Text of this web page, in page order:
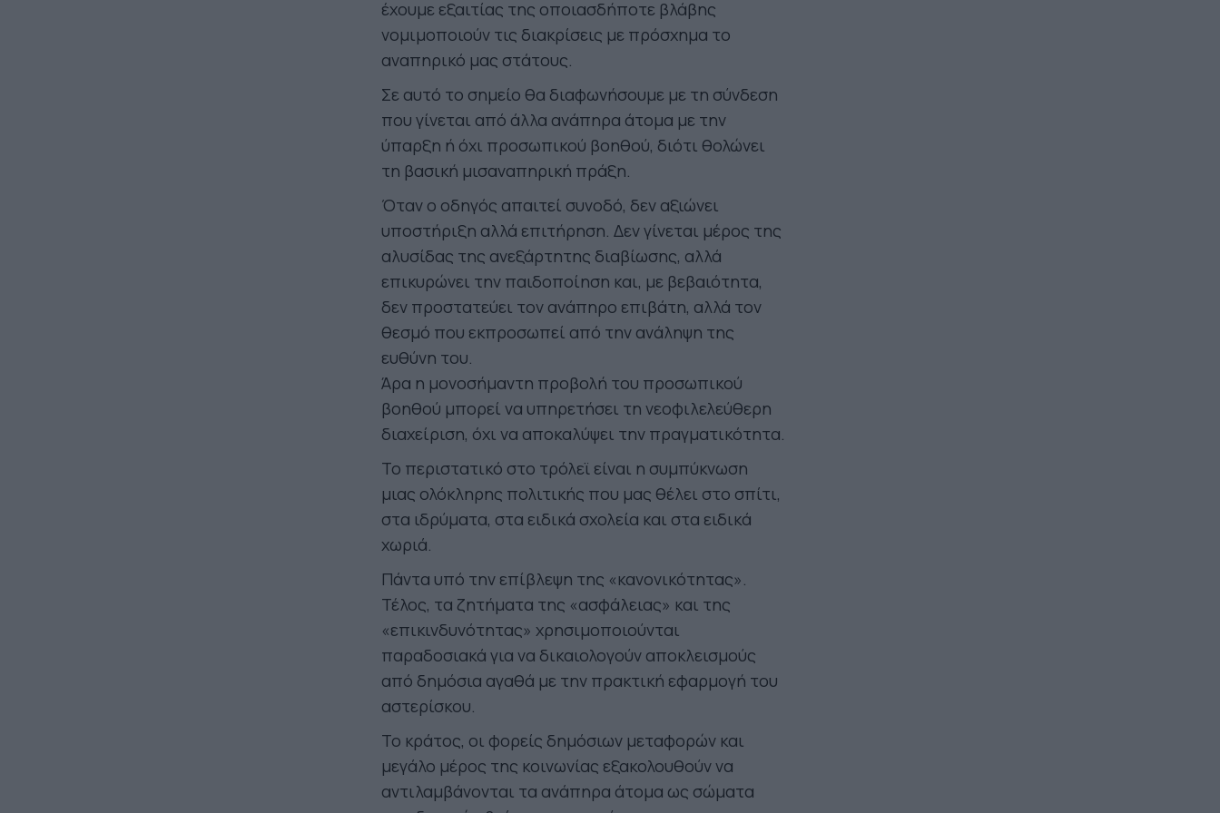
έχουμε εξαιτίας της οποιασδήποτε βλάβης
νομιμοποιούν τις διακρίσεις με πρόσχημα το
αναπηρικό μας στάτους.
Σε αυτό το σημείο θα διαφωνήσουμε με τη σύνδεση
που γίνεται από άλλα ανάπηρα άτομα με την
ύπαρξη ή όχι προσωπικού βοηθού, διότι θολώνει
τη βασική μισαναπηρική πράξη.
Όταν ο οδηγός απαιτεί συνοδό, δεν αξιώνει
υποστήριξη αλλά επιτήρηση. Δεν γίνεται μέρος της
αλυσίδας της ανεξάρτητης διαβίωσης, αλλά
επικυρώνει την παιδοποίηση και, με βεβαιότητα,
δεν προστατεύει τον ανάπηρο επιβάτη, αλλά τον
θεσμό που εκπροσωπεί από την ανάληψη της
ευθύνη του.
Άρα η μονοσήμαντη προβολή του προσωπικού
βοηθού μπορεί να υπηρετήσει τη νεοφιλελεύθερη
διαχείριση, όχι να αποκαλύψει την πραγματικότητα.
Το περιστατικό στο τρόλεϊ είναι η συμπύκνωση
μιας ολόκληρης πολιτικής που μας θέλει στο σπίτι,
στα ιδρύματα, στα ειδικά σχολεία και στα ειδικά
χωριά.
Πάντα υπό την επίβλεψη της «κανονικότητας».
Τέλος, τα ζητήματα της «ασφάλειας» και της
«επικινδυνότητας» χρησιμοποιούνται
παραδοσιακά για να δικαιολογούν αποκλεισμούς
από δημόσια αγαθά με την πρακτική εφαρμογή του
αστερίσκου.
Το κράτος, οι φορείς δημόσιων μεταφορών και
μεγάλο μέρος της κοινωνίας εξακολουθούν να
αντιλαμβάνονται τα ανάπηρα άτομα ως σώματα